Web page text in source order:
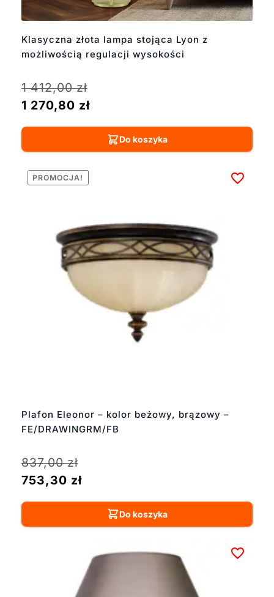
Klasyczna złota lampa stojąca Lyon z
możliwością regulacji wysokości
1 412,00zł
1 270,80 zł
Do koszyka
Plafon Eleonor – kolor beżowy, brązowy –
FE/DRAWINGRM/FB
PROMOCJA!
837,00zł
753,30 zł
Do koszyka